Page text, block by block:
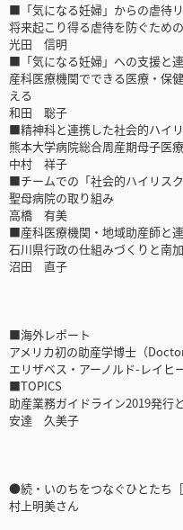
■「気になる妊婦」からの虐待
将来起こり得る虐待を防ぐため
光田 信明
■「気になる妊婦」への支援と
産科医療機関でできる医療・保
える
和田 聡子
■精神科と連携した社会的ハイ
熊本大学病院総合周産期母子医
中村 祥子
■チームでの「社会的ハイリス
聖母病院の取り組み
高橋 有美
■産科医療機関・地域助産師と
石川県行政の仕組みづくりと南
沼田 直子
■海外レポート
アメリカ初の助産学博士（
エリザベス・アーノルド-レイ
■TOPICS
助産業務ガイドライン2019発行
安達 久美子
●続・いのちをつなぐひとたち［
村上明美さん